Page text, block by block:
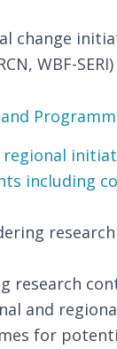
change
WBF-SERI)
including
and
for